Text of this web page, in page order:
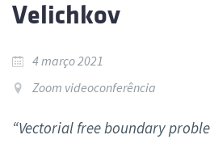
Velichkov
4 março 2021
Zoom videoconferência
“Vectorial free boundary